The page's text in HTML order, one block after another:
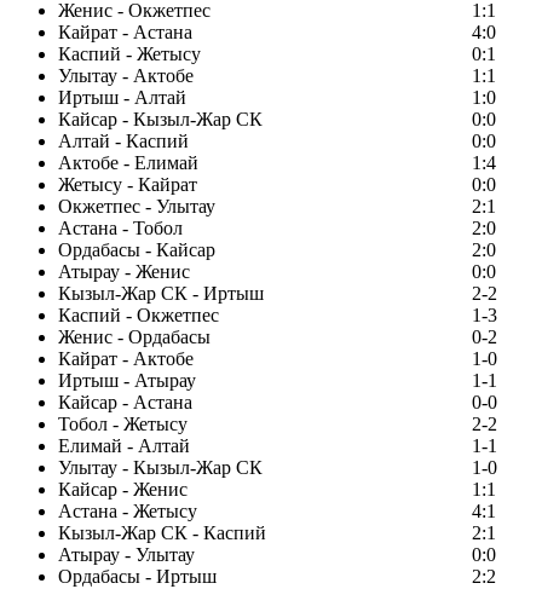
Женис - Окжетпес
1:1
Кайрат - Астана
4:0
Каспий - Жетысу
0:1
Улытау - Актобе
1:1
Иртыш - Алтай
1:0
Кайсар - Кызыл-Жар СК
0:0
Алтай - Каспий
0:0
Актобе - Елимай
1:4
Жетысу - Кайрат
0:0
Окжетпес - Улытау
2:1
Астана - Тобол
2:0
Ордабасы - Кайсар
2:0
Атырау - Женис
0:0
Кызыл-Жар СК - Иртыш
2-2
Каспий - Окжетпес
1-3
Женис - Ордабасы
0-2
Кайрат - Актобе
1-0
Иртыш - Атырау
1-1
Кайсар - Астана
0-0
Тобол - Жетысу
2-2
Елимай - Алтай
1-1
Улытау - Кызыл-Жар СК
1-0
Кайсар - Женис
1:1
Астана - Жетысу
4:1
Кызыл-Жар СК - Каспий
2:1
Атырау - Улытау
0:0
Ордабасы - Иртыш
2:2